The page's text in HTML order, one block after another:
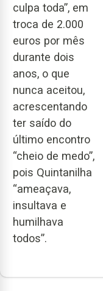
culpa toda”, em
troca de 2.000
euros por mês
durante dois
anos, o que
nunca aceitou,
acrescentando
ter saído do
último encontro
“cheio de medo”,
pois Quintanilha
“ameaçava,
insultava e
humilhava
todos”.